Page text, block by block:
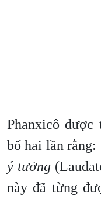
Phanxicô
bố hai lần rằng:
ý tưởng
này đã từng